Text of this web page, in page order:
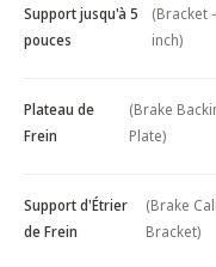
Support jusqu'à 5
pouces
(Bracket
inch)
Plateau de
Frein
(Brake
Plate)
Support d'Étrier
de Frein
(Brake
Bracket)